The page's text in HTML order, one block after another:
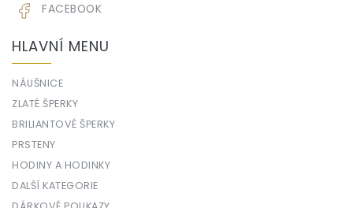
FACEBOOK
HLAVNÍ MENU
NÁUŠNICE
ZLATÉ ŠPERKY
BRILIANTOVÉ ŠPERKY
PRSTENY
HODINY A HODINKY
DALŠÍ KATEGORIE